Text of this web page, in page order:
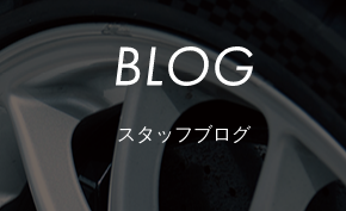
スタッフブログ